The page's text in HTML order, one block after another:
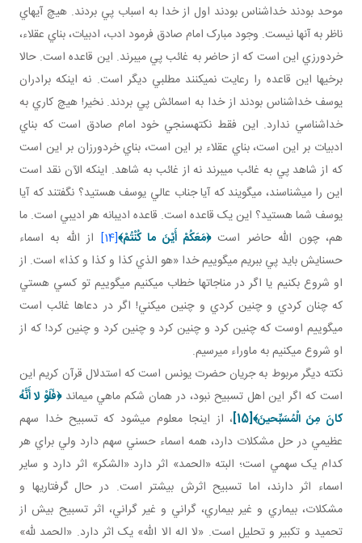
موحد بودند خداشناس بودند اول از خدا به اسباب پي بردند. هيچ آيه اي
ناظر به آنها نيست. وجود مبارک امام صادق فرمود ادب، ادبيات، بناي عقلاء،
خردورزي اين است که از حاضر به غائب پي مي برند. اين قاعده است. حالا
برخي ها اين قاعده را رعايت نمي کنند مطلبي ديگر است. نه اينکه برادران
يوسف خداشناس بودند از خدا به اسمائش پي بردند. نخير! هيچ کاري به
خداشناسي ندارد. اين فقط نکته سنجي خود امام صادق است که بناي
ادبيات بر اين است، بناي عقلاء بر اين است، بناي خردورزان بر اين است
که از شاهد پي به غائب مي برند نه از غائب به شاهد. اينکه الآن نقد است
اين را مي شناسند، مي گويند که آيا جناب عالي يوسف هستيد؟ نگفتند که آيا
يوسف شما هستيد؟ اين يک قاعده است. قاعده اديبانه هر اديبي است. ما
هم، چون الله حاضر است﴿مَعَكُمْ أَيْنَ ما كُنْتُمْ﴾[14]
از الله به اسماء
حسنايش بايد پي ببريم مي گوييم خدا «هو الذي کذا و کذا و کذا» است. از
او شروع بکنيم يا اگر در مناجات ها خطاب مي کنيم مي گوييم تو کسي هستي
که چنان کردي و چنين کردي و چنين مي کني! اگر در دعاها غائب است
مي گوييم اوست که چنين کرد و چنين کرد و چنين کرد و چنين کرد! که از
او شروع مي کنيم به ماوراء مي رسيم.
نکته ديگر مربوط به جريان حضرت يونس است که استدلال قرآن کريم اين
است که اگر اين اهل تسبيح نبود، در همان شکم ماهي مي ماند﴿فَلَوْ لا أَنَّهُ
كانَ مِنَ الْمُسَبِّحينَ﴾[15]
، از اينجا معلوم مي شود که تسبيح خدا سهم
عظيمي در حل مشکلات دارد، همه اسماء حسني سهم دارد ولي براي هر
کدام يک سهمي است؛ البته «الحمد» اثر دارد «الشکر» اثر دارد و ساير
اسماء اثر دارند، اما تسبيح اثرش بيشتر است. در حال گرفتاري ها و
مشکلات، بيماري و غير بيماري، گراني و غير گراني، اثر تسبيح بيش از
تحميد و تکبير و تحليل است. «لا اله الا الله» يک اثر دارد. «الحمد لله»